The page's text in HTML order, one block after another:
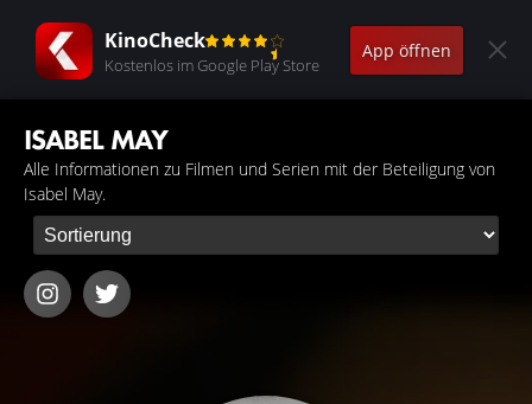
KinoCheck
Kostenlos im Google Play Store
App öffnen
ISABEL MAY
Alle Informationen zu Filmen und Serien mit der Beteiligung von
Isabel May.